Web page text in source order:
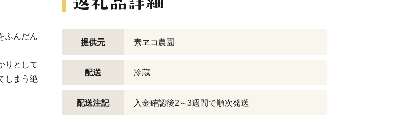
ふんだん
りとして
しまう絶
提供元 素ヱコ農園
配送 冷蔵
配送注記 入金確認後2～3週間で順次発送